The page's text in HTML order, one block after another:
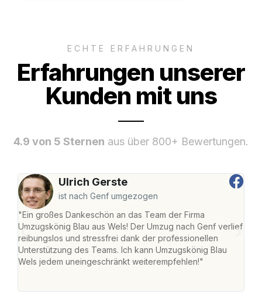
ECHTE ERFAHRUNGEN
Erfahrungen unserer
Kunden mit uns
4.9 von 5 Sternen aus über 800+ Bewertungen.
Ulrich Gerste
ist nach Genf umgezogen
"Ein großes Dankeschön an das Team der Firma
Umzugskönig Blau aus Wels! Der Umzug nach Genf verlief
reibungslos und stressfrei dank der professionellen
Unterstützung des Teams. Ich kann Umzugskönig Blau
Wels jedem uneingeschränkt weiterempfehlen!"